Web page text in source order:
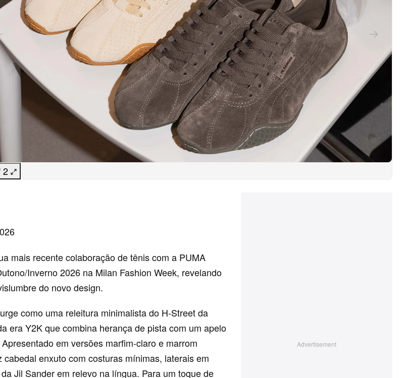
2
mais recente colaboração de tênis com a PUMA
Inverno 2026 na Milan Fashion Week, revelando
do novo design.
como uma releitura minimalista do H-Street da
era Y2K que combina herança de pista com um apelo
em versões marfim-claro e marrom
enxuto com costuras mínimas, laterais em
Jil Sander em relevo na língua. Para um toque de